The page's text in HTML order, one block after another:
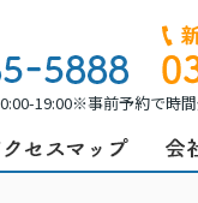
19:00※事前予約で時